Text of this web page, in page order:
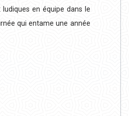
en équipe dans le
qui entame une année